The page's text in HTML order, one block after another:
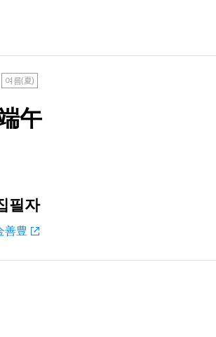
여름(夏)
午
필자
善豊